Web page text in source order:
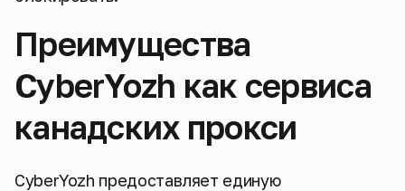
Преимущества
CyberYozh как сервиса
канадских прокси
CyberYozh предоставляет единую